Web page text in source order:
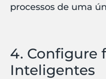
processos de uma
4. Configure
Inteligentes